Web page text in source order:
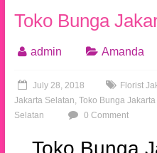
Toko Bunga
admin Amanda
July 28, 2018 Florist
Jakarta Selatan, Toko Bunga
Selatan
0 Comment
Toko Bunga